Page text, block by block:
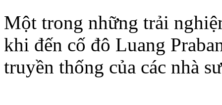
Một trong những trải
khi đến cố đô Luang
truyền thống của các nhà